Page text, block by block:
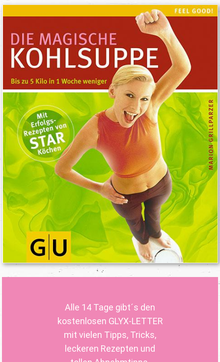
Alle 14 Tage gibt´s den
kostenlosen GLYX-LETTER
mit vielen Tipps, Tricks,
leckeren Rezepten und